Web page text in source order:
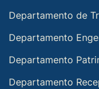
Departamento de
Departamento
Departamento
Departamento